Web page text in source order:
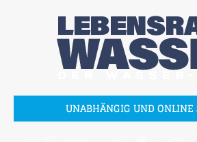
UNABHÄNGIG UND ONLINE